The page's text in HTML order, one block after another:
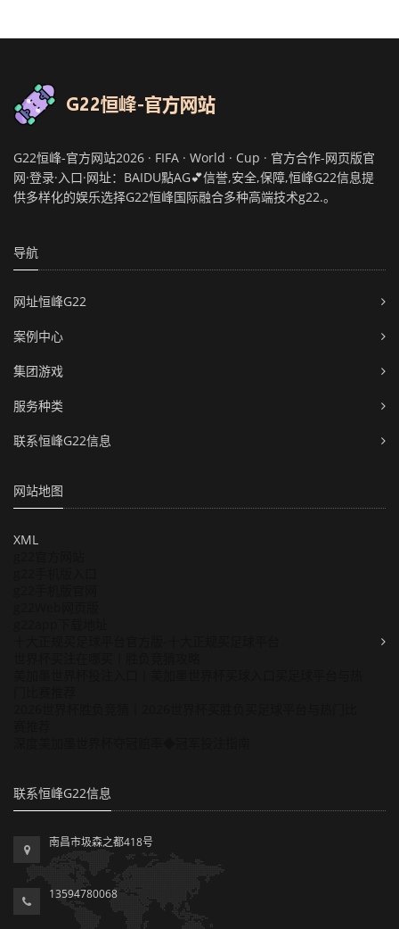
G22恒峰-官方网站2026 · FIFA · World · Cup · 官方合作-网页版官
网·登录·入口·网址：BAIDU點AG💕信誉,安全,保障,恒峰G22信息提
供多样化的娱乐选择G22恒峰国际融合多种高端技术g22.。
导航
网址恒峰G22
案例中心
集团游戏
服务种类
联系恒峰G22信息
网站地图
XML
联系恒峰G22信息
南昌市圾森之都418号
13594780068